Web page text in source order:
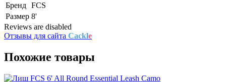
Бренд FCS
Размер 8'
Reviews are disabled
Отзывы для сайта Cackle
Похожие товары